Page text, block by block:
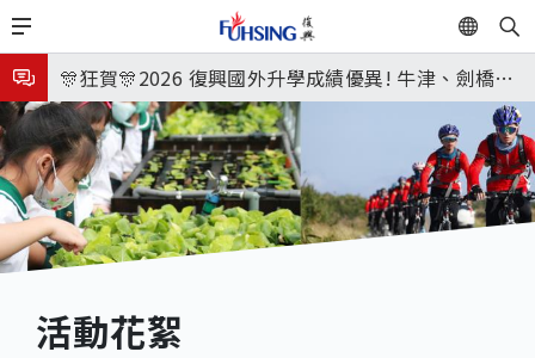
移
至
主
內
容
EN
🎉🎉🎉狂賀! 12望蘇同學榮錄MIT麻省理工學院，本校
連續兩年錄取世界第一學府！
🎊狂賀🎊2026 復興國外升學成績優異! 牛津、劍橋首
次雙星閃耀✨
115年校本部大學榜單再創佳績🎉，32％達醫學系錄
取標準、62%達台大錄取標準。各組合4科60級分9人
🎊
8月3日 分科成績公布
臺北市2026城鎮韌性(防空)演習訂於8月13日(四) 14
時30分至15時實施，全市人、車及各場所均須配合管
制與避難演練，以免受罰。
8月31日 開學日
🎉🎉🎉狂賀! 12望蘇同學榮錄MIT麻省理工學院，本校
活動花絮